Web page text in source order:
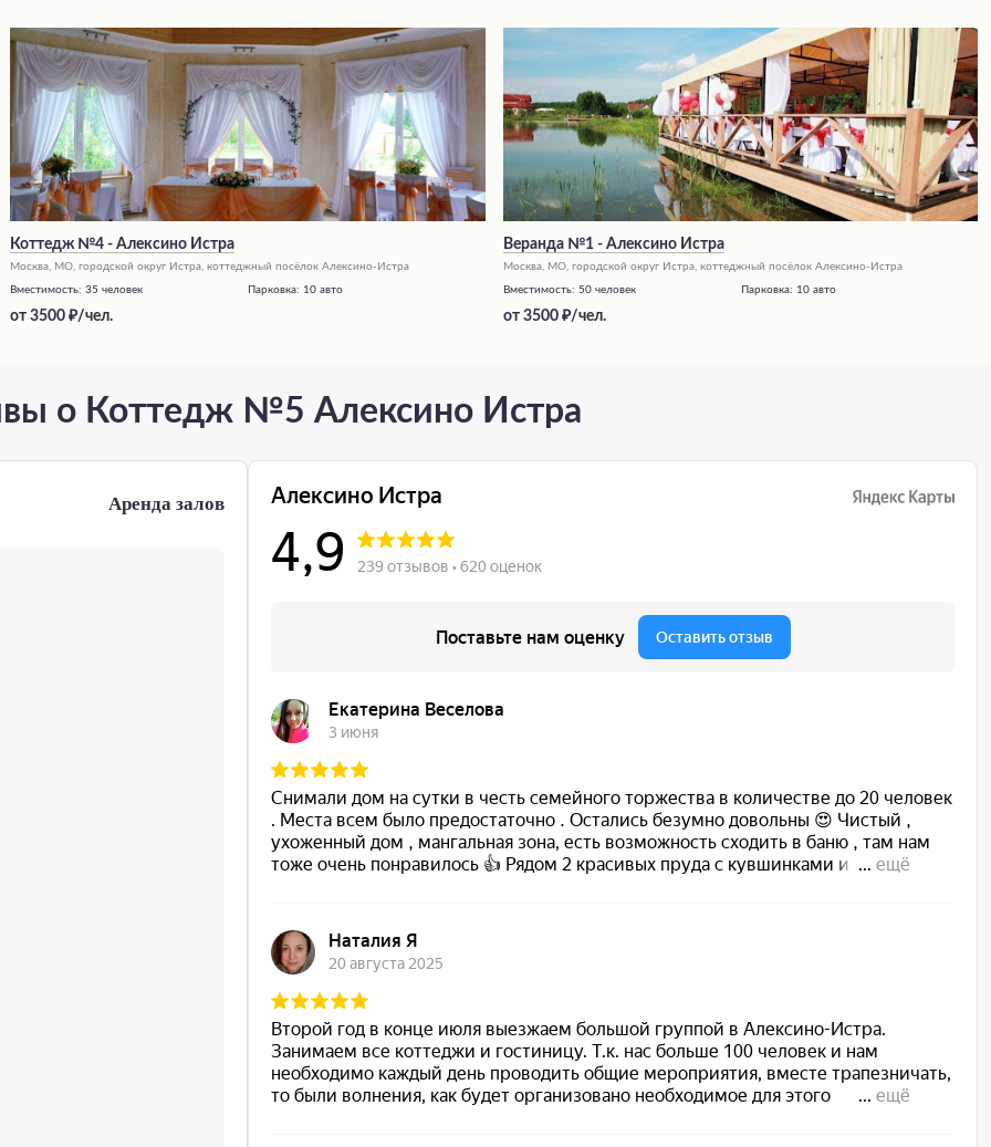
Коттедж №4 - Алексино Истра
Москва, МО, городской округ Истра, коттеджный посёлок Алексино-Истра
Вместимость:35 человек Парковка: 10 авто
от3500 /чел.
Веранда №1 - Алексино Истра
Москва, МО, городской округ Истра, коттеджный посёлок Алексино-Истра
Вместимость: 50 человек Парковка: 10 авто
от 3500 /чел.
о Коттедж №5 Алексино Истра
Аренда залов